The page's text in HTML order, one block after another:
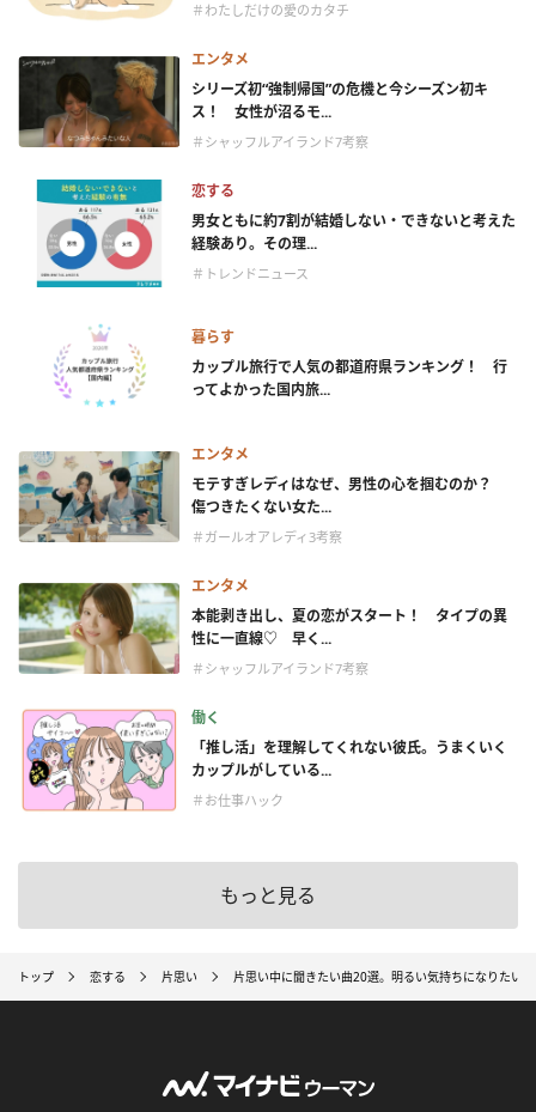
＃わたしだけの愛のカタチ
エンタメ
シリーズ初“強制帰国”の危機と今シーズン初キ
ス！ 女性が沼るモ...
＃シャッフルアイランド7考察
恋する
男女ともに約7割が結婚しない・できないと考えた
経験あり。その理...
＃トレンドニュース
暮らす
カップル旅行で人気の都道府県ランキング！ 行
ってよかった国内旅...
エンタメ
モテすぎレディはなぜ、男性の心を掴むのか？
傷つきたくない女た...
＃ガールオアレディ3考察
エンタメ
本能剥き出し、夏の恋がスタート！ タイプの異
性に一直線♡ 早く...
＃シャッフルアイランド7考察
働く
「推し活」を理解してくれない彼氏。うまくいく
カップルがしている...
＃お仕事ハック
もっと見る
トップ 恋する 片思い 片思い中に聞きたい曲20選。明るい気持ちになりたい